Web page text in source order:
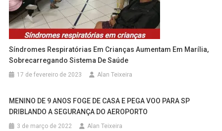
Síndromes Respiratórias Em Crianças Aumentam Em Marília,
Sobrecarregando Sistema De Saúde
17 de fevereiro de 2023 Alan Teixeira
MENINO DE 9 ANOS FOGE DE CASA E PEGA VOO PARA SP
DRIBLANDO A SEGURANÇA DO AEROPORTO
3 de março de 2022 Alan Teixeira